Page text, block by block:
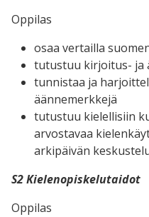
Oppilas
osaa vertailla
tutustuu kirjoitus- ja
tunnistaa ja
äännemerkkejä
tutustuu kielellisiin
arvostavaa
arkipäivän
S2 Kielenopiskelutaidot
Oppilas